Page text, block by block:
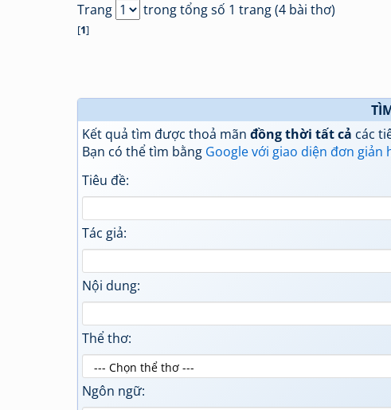
Trang trong tổng số 1 trang (4 bài thơ)
[1]
Kết quả tìm được thoả mãn đồng thời tất cả các
Bạn có thể tìm bằng Google với giao diện đơn giản
Tiêu đề:
Tác giả:
Nội dung:
Thể thơ:
Ngôn ngữ: